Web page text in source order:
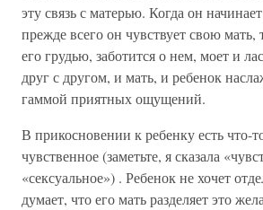
эту связь с матерью. Когда он
прежде всего он чувствует свою мать,
его грудью, заботится о нем, моет и
друг с другом, и мать, и ребенок
гаммой приятных ощущений.
В прикосновении к ребенку есть что-
чувственное (заметьте, я сказала
«сексуальное») . Ребенок не хочет
думает, что его мать разделяет это